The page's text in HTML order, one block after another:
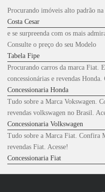
Procurando imóveis alto padrão
Costa Cesar
e se surpreenda com os mais
Consulte o preço do seu Modelo
Tabela Fipe
Procurando carros da marca Fiat.
concessionárias e revendas
Concessionaria Honda
Tudo sobre a Marca Vokswagen.
revendas volkswagen no Brasil.
Concessionaria Volkswagen
Tudo sobre a Marca Fiat. Confira
revendas Fiat. Acesse!
Concessionaria Fiat